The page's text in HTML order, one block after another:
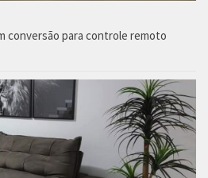
conversão para controle remoto